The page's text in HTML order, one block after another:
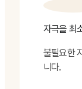
자극을 최
불필요한
니다.